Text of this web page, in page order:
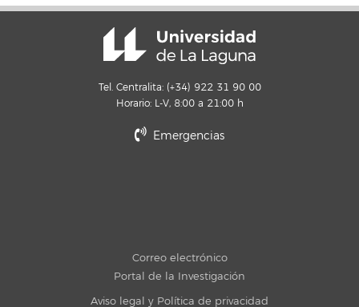
Tel. Centralita: (+34) 922 31 90 00
Horario: L-V, 8:00 a 21:00 h
Emergencias
Correo electrónico
Portal de la Investigación
Aviso legal y Política de privacidad